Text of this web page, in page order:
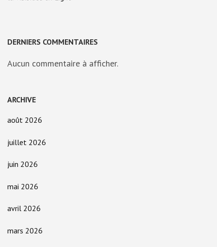
DERNIERS COMMENTAIRES
Aucun commentaire à afficher.
ARCHIVE
août 2026
juillet 2026
juin 2026
mai 2026
avril 2026
mars 2026